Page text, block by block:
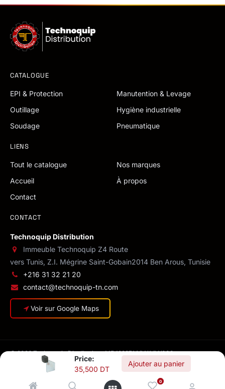
Price:
35,500 DT
Ajouter au panier
0
CATALOGUE
EPI & Protection
Manutention & Levage
Outillage
Hygiène industrielle
Soudage
Pneumatique
LIENS
Tout le catalogue
Nos marques
Accueil
À propos
Contact
CONTACT
Technoquip Distribution
Immeuble Technoquip Z4 Route
vers Tunis, Z.I. Mégrine Saint-Gobain2014 Ben Arous, Tunisie
+216 31 32 21 20
contact@technoquip-tn.com
Voir sur Google Maps
© 2026 Technoquip Distribution · MF 1293714/M/A/M/000
Confidentialité· Conditions de livraison·Mentions légales